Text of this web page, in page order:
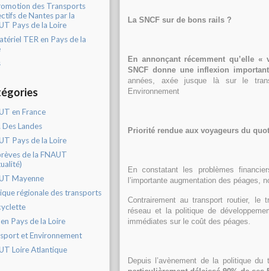
des Transports
de Nantes par la
Pays de la Loire
TER en Pays de la
en France
Des Landes
Pays de la Loire
de la FNAUT
Mayenne
régionale des transports
Pays de la Loire
et Environnement
Loire Atlantique
La SNCF sur de bons rails ?
En annonçant récemment qu’elle
SNCF donne une inflexion
années, axée jusque là sur le
Environnement
Priorité rendue aux voyageurs du
En constatant les problèmes
l’importante augmentation des péages,
Contrairement au transport routier, le
réseau et la politique de
immédiates sur le coût des péages.
Depuis l’avènement de la politique